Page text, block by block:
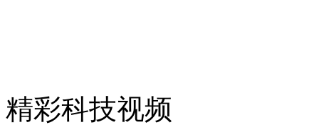
精彩科技视频